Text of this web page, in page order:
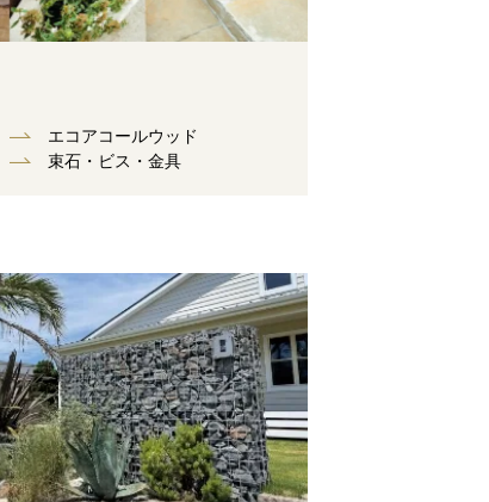
エコアコールウッド
束⽯・ビス・⾦具